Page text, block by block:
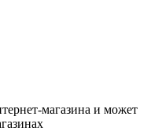
магазина и может